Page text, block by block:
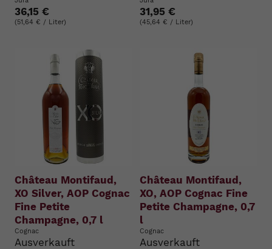
36,15 €
(51,64 € / Liter)
31,95 €
(45,64 € / Liter)
Château Montifaud,
XO Silver, AOP Cognac
Fine Petite
Champagne, 0,7 l
Cognac
Ausverkauft
Château Montifaud,
XO, AOP Cognac Fine
Petite Champagne, 0,7
l
Cognac
Ausverkauft